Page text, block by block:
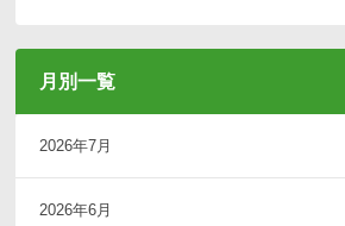
月別一覧
2026年7月
2026年6月